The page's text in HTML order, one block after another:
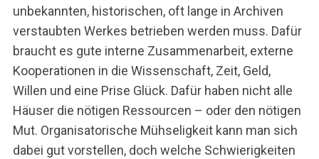
unbekannten, historischen, oft lange in Archiven
verstaubten Werkes betrieben werden muss. Dafür
braucht es gute interne Zusammenarbeit, externe
Kooperationen in die Wissenschaft, Zeit, Geld,
Willen und eine Prise Glück. Dafür haben nicht alle
Häuser die nötigen Ressourcen – oder den nötigen
Mut. Organisatorische Mühseligkeit kann man sich
dabei gut vorstellen, doch welche Schwierigkeiten